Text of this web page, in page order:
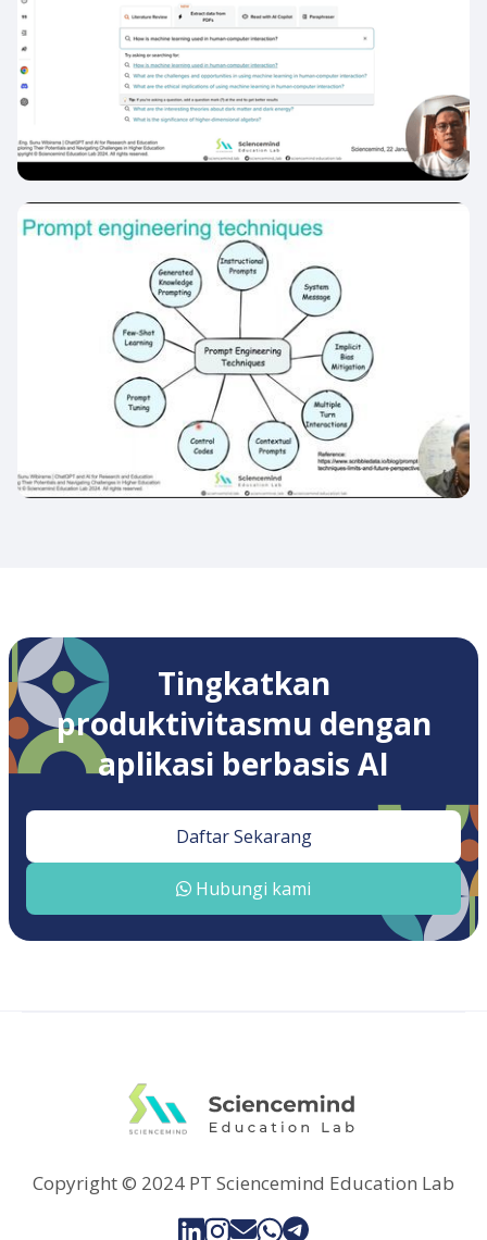
Tingkatkan
produktivitasmu dengan
aplikasi berbasis AI
Daftar Sekarang
 Hubungi kami
Copyright © 2024 PT Sciencemind Education Lab